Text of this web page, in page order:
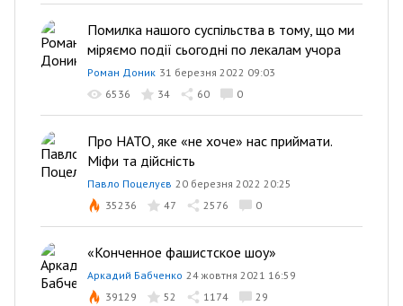
Помилка нашого суспільства в тому, що ми
міряємо події сьогодні по лекалам учора
Роман Доник 31 березня 2022 09:03
6536
34 60 0
Про НАТО, яке «не хоче» нас приймати.
Міфи та дійсність
Павло Поцелуєв 20 березня 2022 20:25
35236
47 2576 0
«Конченное фашистскоe шоу»
Аркадий Бабченко 24 жовтня 2021 16:59
39129
52 1174 29